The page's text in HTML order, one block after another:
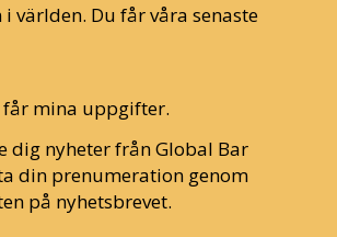
världen. Du får våra senaste
får mina uppgifter.
dig nyheter från Global Bar
din prenumeration genom
på nyhetsbrevet.